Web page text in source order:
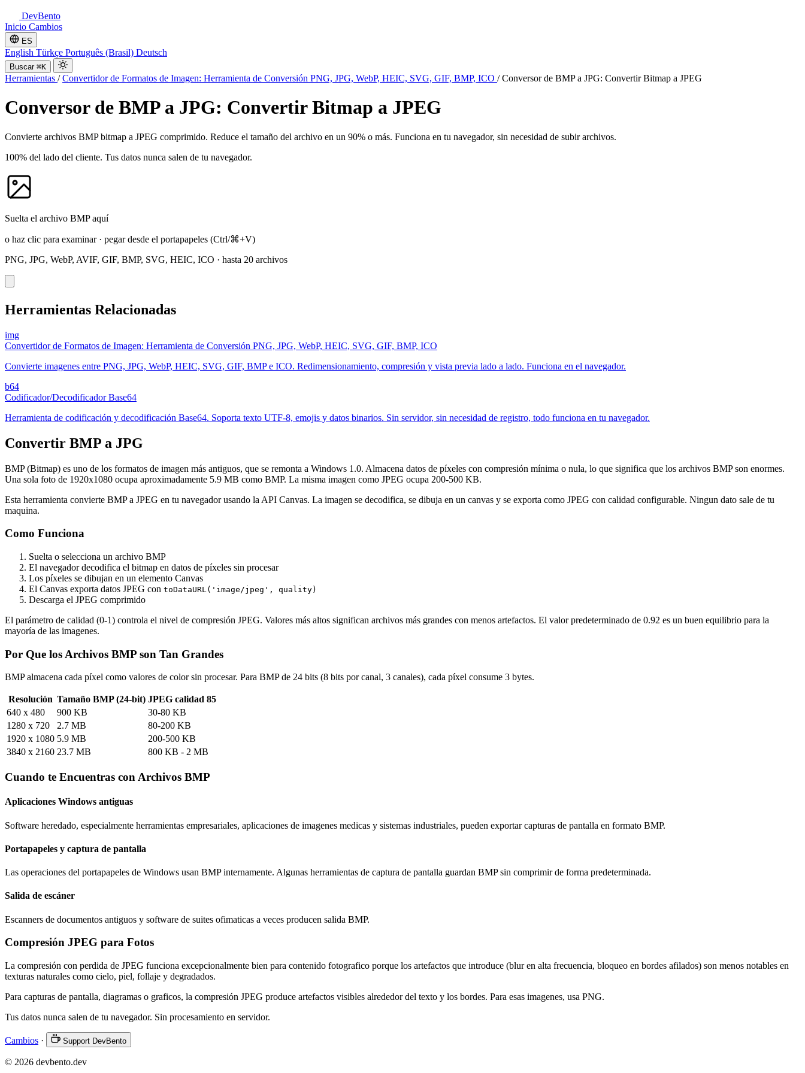
DevBento
Inicio Cambios
ES
English Türkçe Português (Brasil) Deutsch
Buscar ⌘K
Herramientas / Convertidor de Formatos de Imagen: Herramienta de Conversión PNG, JPG, WebP, HEIC, SVG, GIF, BMP, ICO / Conversor de BMP a JPG: Convertir Bitmap a JPEG
Conversor de BMP a JPG: Convertir Bitmap a JPEG
Convierte archivos BMP bitmap a JPEG comprimido. Reduce el tamaño del archivo en un 90% o más. Funciona en tu navegador, sin necesidad de subir archivos.
100% del lado del cliente. Tus datos nunca salen de tu navegador.
Suelta el archivo BMP aquí
o haz clic para examinar· pegar desde el portapapeles (Ctrl/⌘+V)
PNG, JPG, WebP, AVIF, GIF, BMP, SVG, HEIC, ICO · hasta 20 archivos
Herramientas Relacionadas
img
Convertidor de Formatos de Imagen: Herramienta de Conversión PNG, JPG, WebP, HEIC, SVG, GIF, BMP, ICO
Convierte imagenes entre PNG, JPG, WebP, HEIC, SVG, GIF, BMP e ICO. Redimensionamiento, compresión y vista previa lado a lado. Funciona en el navegador.
b64
Codificador/Decodificador Base64
Herramienta de codificación y decodificación Base64. Soporta texto UTF-8, emojis y datos binarios. Sin servidor, sin necesidad de registro, todo funciona en tu navegador.
Convertir BMP a JPG
BMP (Bitmap) es uno de los formatos de imagen más antiguos, que se remonta a Windows 1.0. Almacena datos de píxeles con compresión mínima o nula, lo que significa que los archivos BMP son enormes.
Una sola foto de 1920x1080 ocupa aproximadamente 5.9 MB como BMP. La misma imagen como JPEG ocupa 200-500 KB.
Esta herramienta convierte BMP a JPEG en tu navegador usando la API Canvas. La imagen se decodifica, se dibuja en un canvas y se exporta como JPEG con calidad configurable. Ningun dato sale de tu
maquina.
Como Funciona
Suelta o selecciona un archivo BMP
El navegador decodifica el bitmap en datos de píxeles sin procesar
Los píxeles se dibujan en un elemento Canvas
El Canvas exporta datos JPEG con toDataURL('image/jpeg', quality)
Descarga el JPEG comprimido
El parámetro de calidad (0-1) controla el nivel de compresión JPEG. Valores más altos significan archivos más grandes con menos artefactos. El valor predeterminado de 0.92 es un buen equilibrio para la
mayoría de las imagenes.
Por Que los Archivos BMP son Tan Grandes
BMP almacena cada píxel como valores de color sin procesar. Para BMP de 24 bits (8 bits por canal, 3 canales), cada píxel consume 3 bytes.
Resolución Tamaño BMP (24-bit) JPEG calidad 85
640 x 480
900 KB
30-80 KB
1280 x 720
2.7 MB
80-200 KB
1920 x 1080 5.9 MB
200-500 KB
3840 x 2160 23.7 MB 800 KB - 2 MB
Cuando te Encuentras con Archivos BMP
Aplicaciones Windows antiguas
Software heredado, especialmente herramientas empresariales, aplicaciones de imagenes medicas y sistemas industriales, pueden exportar capturas de pantalla en formato BMP.
Portapapeles y captura de pantalla
Las operaciones del portapapeles de Windows usan BMP internamente. Algunas herramientas de captura de pantalla guardan BMP sin comprimir de forma predeterminada.
Salida de escáner
Escanners de documentos antiguos y software de suites ofimaticas a veces producen salida BMP.
Compresión JPEG para Fotos
La compresión con perdida de JPEG funciona excepcionalmente bien para contenido fotografico porque los artefactos que introduce (blur en alta frecuencia, bloqueo en bordes afilados) son menos notables en
texturas naturales como cielo, piel, follaje y degradados.
Para capturas de pantalla, diagramas o graficos, la compresión JPEG produce artefactos visibles alrededor del texto y los bordes. Para esas imagenes, usa PNG.
Tus datos nunca salen de tu navegador. Sin procesamiento en servidor.
Cambios · Support DevBento
© 2026 devbento.dev